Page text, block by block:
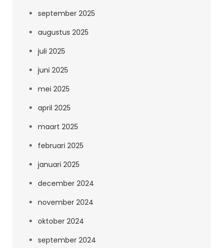
september 2025
augustus 2025
juli 2025
juni 2025
mei 2025
april 2025
maart 2025
februari 2025
januari 2025
december 2024
november 2024
oktober 2024
september 2024